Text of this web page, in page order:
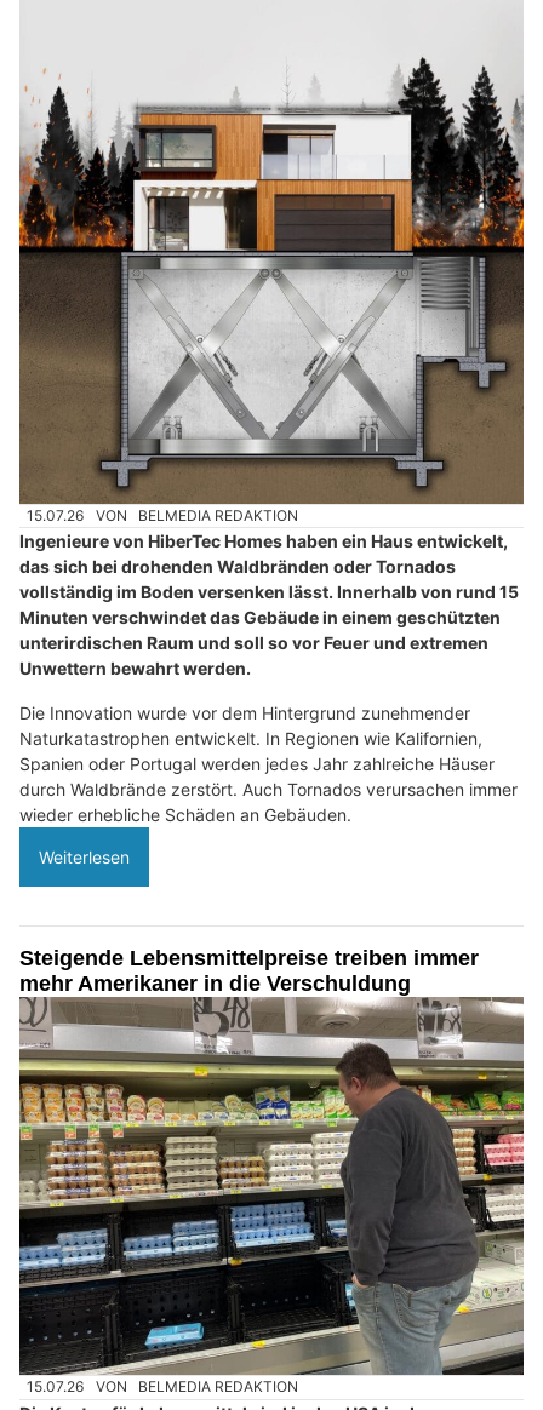
15.07.26 VON BELMEDIA REDAKTION
Ingenieure von HiberTec Homes haben ein Haus entwickelt,
das sich bei drohenden Waldbränden oder Tornados
vollständig im Boden versenken lässt. Innerhalb von rund 15
Minuten verschwindet das Gebäude in einem geschützten
unterirdischen Raum und soll so vor Feuer und extremen
Unwettern bewahrt werden.
Die Innovation wurde vor dem Hintergrund zunehmender
Naturkatastrophen entwickelt. In Regionen wie Kalifornien,
Spanien oder Portugal werden jedes Jahr zahlreiche Häuser
durch Waldbrände zerstört. Auch Tornados verursachen immer
wieder erhebliche Schäden an Gebäuden.
Weiterlesen
Steigende Lebensmittelpreise treiben immer
mehr Amerikaner in die Verschuldung
15.07.26 VON BELMEDIA REDAKTION